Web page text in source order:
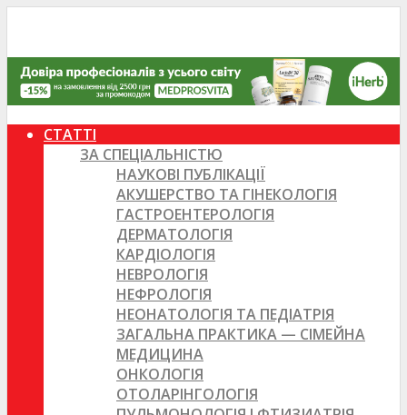
СТАТТІ
ЗА СПЕЦІАЛЬНІСТЮ
НАУКОВІ ПУБЛІКАЦІЇ
АКУШЕРСТВО ТА ГІНЕКОЛОГІЯ
ГАСТРОЕНТЕРОЛОГІЯ
ДЕРМАТОЛОГІЯ
КАРДІОЛОГІЯ
НЕВРОЛОГІЯ
НЕФРОЛОГІЯ
НЕОНАТОЛОГІЯ ТА ПЕДІАТРІЯ
ЗАГАЛЬНА ПРАКТИКА — СІМЕЙНА
МЕДИЦИНА
ОНКОЛОГІЯ
ОТОЛАРІНГОЛОГІЯ